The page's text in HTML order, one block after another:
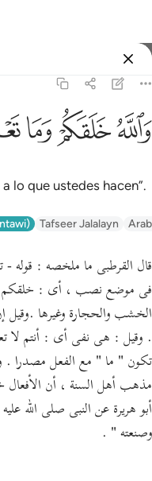
ﲤﲥﲦ
lo que ustedes hacen”.
Tafseer Jalalayn
قال القرطبى ما ملخصه : قوله
فى موضع نصب ، أى : خلقكم
الخشب والحجارة وغيرها .وقيل
. وقيل : هى نفى أى : أنتم لا
تكون " ما " مع الفعل مصدرا .
مذهب أهل السنة ، أن الأفعال
أبو هريرة عن النبى صلى الله
وصنعته " .